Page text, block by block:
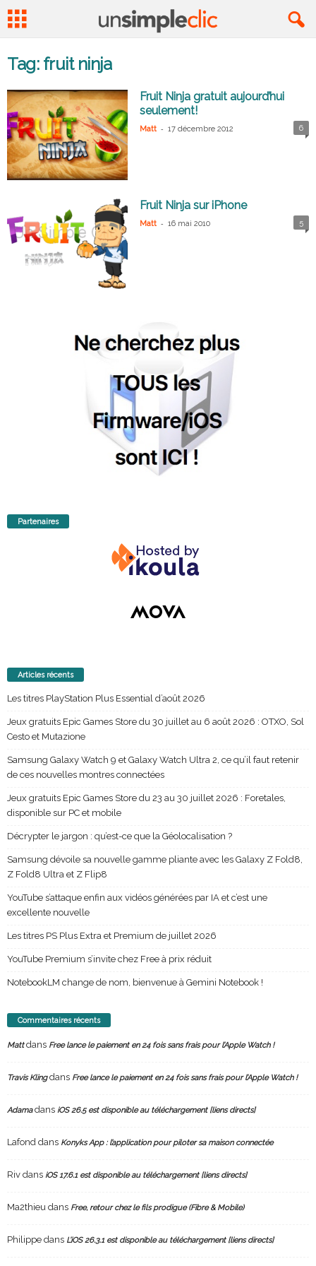
Tag: fruit ninja
Fruit Ninja gratuit aujourd’hui
seulement!
Matt - 17 décembre 2012 6
Fruit Ninja sur iPhone
Matt - 16 mai 2010 5
Partenaires
Articles récents
Les titres PlayStation Plus Essential d’août 2026
Jeux gratuits Epic Games Store du 30 juillet au 6 août 2026 : OTXO, Sol
Cesto et Mutazione
Samsung Galaxy Watch 9 et Galaxy Watch Ultra 2, ce qu’il faut retenir
de ces nouvelles montres connectées
Jeux gratuits Epic Games Store du 23 au 30 juillet 2026 : Foretales,
disponible sur PC et mobile
Décrypter le jargon : qu’est-ce que la Géolocalisation ?
Samsung dévoile sa nouvelle gamme pliante avec les Galaxy Z Fold8,
Z Fold8 Ultra et Z Flip8
YouTube s’attaque enfin aux vidéos générées par IA et c’est une
excellente nouvelle
Les titres PS Plus Extra et Premium de juillet 2026
YouTube Premium s’invite chez Free à prix réduit
NotebookLM change de nom, bienvenue à Gemini Notebook !
Commentaires récents
Mattdans Free lance le paiement en 24 fois sans frais pour l’Apple Watch !
Travis Klingdans Free lance le paiement en 24 fois sans frais pour l’Apple Watch !
Adamadans iOS 26.5 est disponible au téléchargement [liens directs]
Lafond dans Konyks App : l’application pour piloter sa maison connectée
Riv dans iOS 17.6.1 est disponible au téléchargement [liens directs]
Ma2thieu dans Free, retour chez le fils prodigue (Fibre & Mobile)
Philippe dans L’iOS 26.3.1 est disponible au téléchargement [liens directs]